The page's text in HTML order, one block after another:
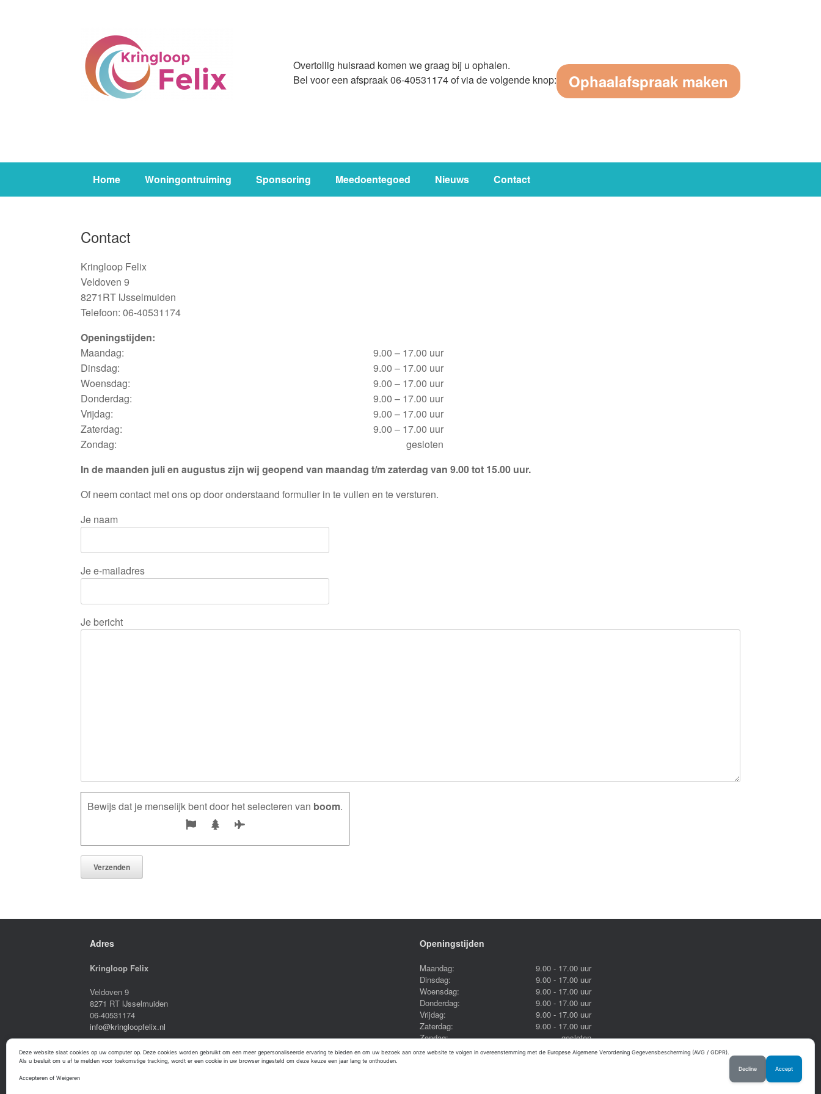
Overtollig huisraad komen we graag bij u ophalen.
Bel voor een afspraak 06-40531174 of via de volgende knop:
Ophaalafspraak maken
Home Woningontruiming Sponsoring Meedoentegoed Nieuws Contact
Contact
Kringloop Felix
Veldoven 9
8271RT IJsselmuiden
Telefoon: 06-40531174
Openingstijden:
Maandag:
9.00 – 17.00 uur
Dinsdag:
9.00 – 17.00 uur
Woensdag:
9.00 – 17.00 uur
Donderdag:
9.00 – 17.00 uur
Vrijdag:
9.00 – 17.00 uur
Zaterdag:
9.00 – 17.00 uur
Zondag:
gesloten
In de maanden juli en augustus zijn wij geopend van maandag t/m zaterdag van 9.00 tot 15.00 uur.
Of neem contact met ons op door onderstaand formulier in te vullen en te versturen.
Je naam
Je e-mailadres
Je bericht
Bewijs dat je menselijk bent door het selecteren van boom.
Adres
Kringloop Felix
Veldoven 9
8271 RT IJsselmuiden
06-40531174
info@kringloopfelix.nl
Openingstijden
Maandag:
9.00 - 17.00 uur
Dinsdag:
9.00 - 17.00 uur
Woensdag:
9.00 - 17.00 uur
Donderdag:
9.00 - 17.00 uur
Vrijdag:
9.00 - 17.00 uur
Zaterdag:
9.00 - 17.00 uur
Zondag:
gesloten
In de maanden juli en augustus zijn wij geopend van maandag t/m zaterdag van
Deze website slaat cookies op uw computer op. Deze cookies worden gebruikt om een meer gepersonaliseerde ervaring te bieden en om uw bezoek aan onze website te volgen in overeenstemming met de Europese Algemene Verordening Gegevensbescherming (AVG / GDPR).
Als u besluit om u af te melden voor toekomstige tracking, wordt er een cookie in uw browser ingesteld om deze keuze een jaar lang te onthouden.
Accepteren of Weigeren
Decline Accept